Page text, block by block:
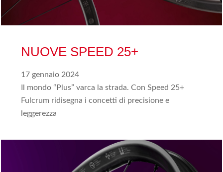
NUOVE SPEED 25+
17 gennaio 2024
Il mondo “Plus” varca la strada. Con Speed 25+
Fulcrum ridisegna i concetti di precisione e
leggerezza